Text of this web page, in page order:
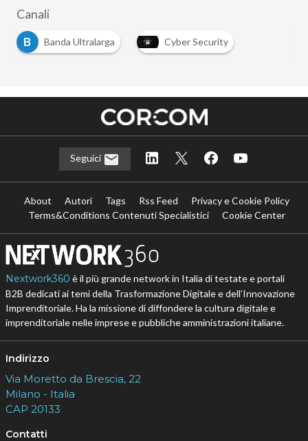
Canali
B
Banda Ultralarga Cyber Security
Seguici
About Autori Tags Rss Feed
Privacy e Cookie Policy
Terms&Conditions Contenuti Specialistici
Cookie Center
Nextwork360 è il più grande network in Italia di testate e portali
B2B dedicati ai temi della Trasformazione Digitale e dell’Innovazione
Imprenditoriale. Ha la missione di diffondere la cultura digitale e
imprenditoriale nelle imprese e pubbliche amministrazioni italiane.
Indirizzo
Via Moretto da Brescia, 22
Milano - Italia
CAP 20133
Contatti